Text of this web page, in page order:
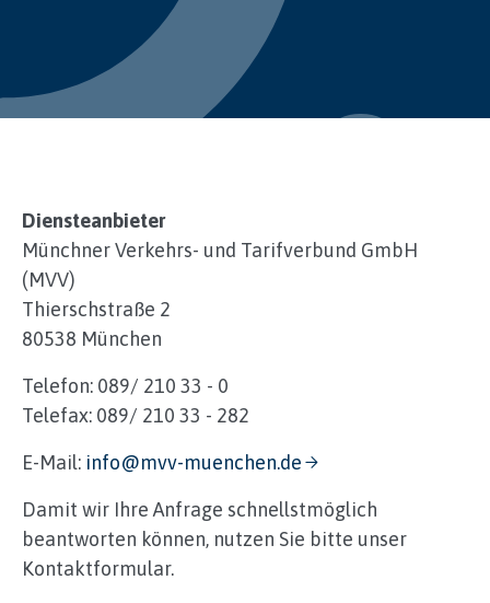
Diensteanbieter
Münchner Verkehrs- und Tarifverbund GmbH
(MVV)
Thierschstraße 2
80538 München
Telefon: 089/ 210 33 - 0
Telefax: 089/ 210 33 - 282
E-Mail: info@mvv-muenchen.de
Damit wir Ihre Anfrage schnellstmöglich
beantworten können, nutzen Sie bitte unser
Kontaktformular.